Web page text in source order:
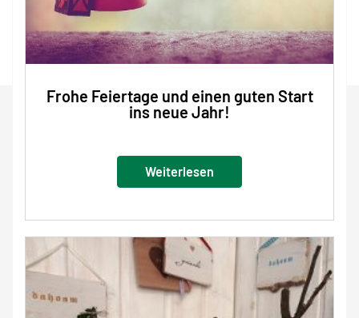
Frohe Feiertage und einen guten Start
ins neue Jahr!
Weiterlesen